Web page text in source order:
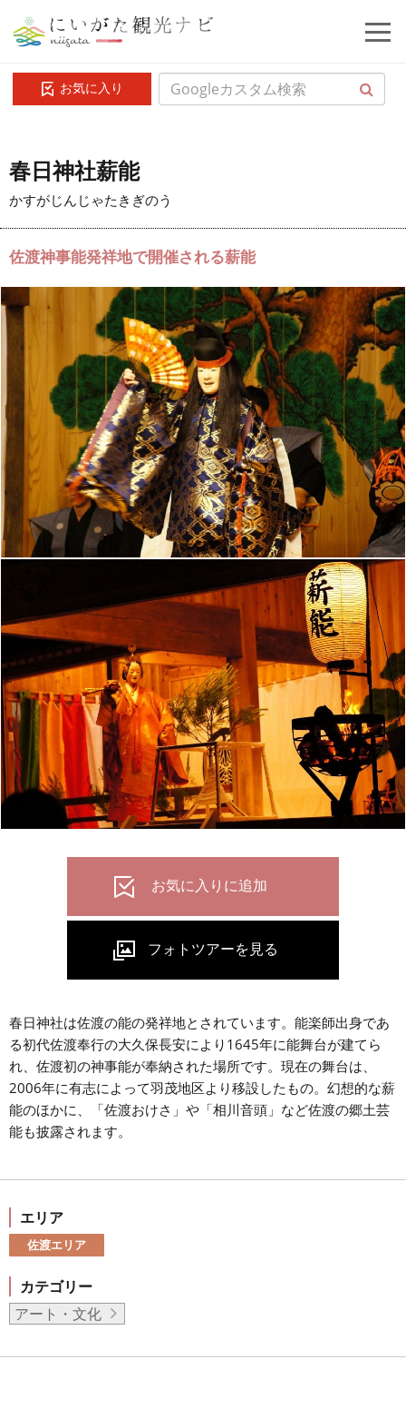
お気に入り
春日神社薪能
かすがじんじゃたきぎのう
佐渡神事能発祥地で開催される薪能
春日神社は佐渡の能の発祥地とされています。能楽師出身であ
る初代佐渡奉行の大久保長安により1645年に能舞台が建てら
れ、佐渡初の神事能が奉納された場所です。現在の舞台は、
2006年に有志によって羽茂地区より移設したもの。幻想的な薪
能のほかに、「佐渡おけさ」や「相川音頭」など佐渡の郷土芸
能も披露されます。
エリア
佐渡エリア
カテゴリー
アート・文化